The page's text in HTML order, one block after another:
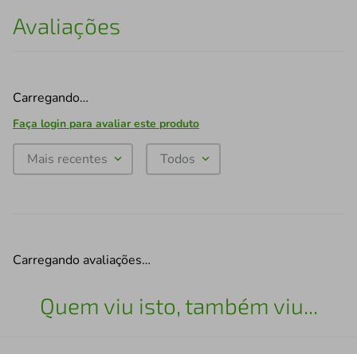
Avaliações
Carregando…
Faça login para avaliar este produto
Mais recentes Todos
Carregando avaliações…
Quem viu isto, também viu...